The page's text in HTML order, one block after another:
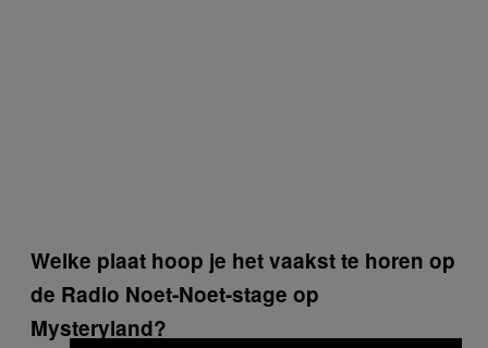
Welke plaat hoop je het vaakst te horen op
de Radio Noet-Noet-stage op
Mysteryland?